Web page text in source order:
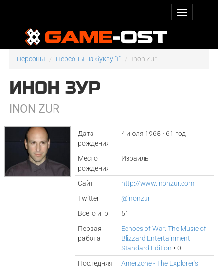
Персоны Персоны на букву "I" Inon Zur
ИНОН ЗУР
INON ZUR
Дата
рождения
4 июля 1965 • 61 год
Место
рождения
Израиль
Сайт
http://www.inonzur.com
Twitter
@inonzur
Всего игр
51
Первая
работа
Echoes of War: The Music of
Blizzard Entertainment
Standard Edition • 0
Последняя
Amerzone - The Explorer's